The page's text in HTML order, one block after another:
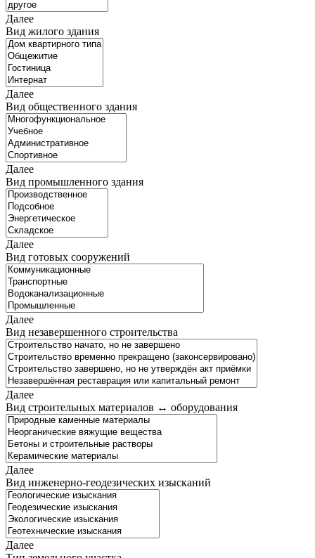
Далее
Вид жилого здания
Далее
Вид общественного здания
Далее
Вид промышленного здания
Далее
Вид готовых сооружений
Далее
Вид незавершенного строительства
Далее
Вид строительных материалов ↔ оборудования
Далее
Вид инженерно-геодезических изысканий
Далее